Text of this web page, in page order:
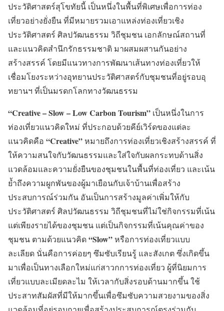
ประวัติศาสตร์สุโขทัยนี้ เป็นหนึ่งในพื้นที่พิเศษเพื่อการท่อง
เที่ยวอย่างยั่งยืน ที่มีหมายรวมเอาแหล่งท่องเที่ยวเชิง
ประวัติศาสตร์ ศิลปวัฒนธรรม วิถีชุมชน เอกลักษณ์สถานที่
และแนวคิดสำนึกรักธรรมชาติ มาผสมผสานกันอย่าง
สร้างสรรค์ โดยมีแนวทางการพัฒนาเส้นทางท่องเที่ยวให้
เชื่อมโยงระหว่างอุทยานประวัติศาสตร์กับชุมชนที่อยู่รอบอุ
ทยานฯ ที่เป็นมรดกโลกทางวัฒนธรรม
“Creative – Slow – Low Carbon Tourism” เป็นหนึ่งในการ
ท่องเที่ยวแนวคิดใหม่ ที่ประกอบด้วยคีย์เวิร์ดของแต่ละ
แนวคิดคือ “Creative”หมายถึงการท่องเที่ยวเชิงสร้างสรรค์ ที่
ให้ความสนใจกับวัฒนธรรมและใส่ใจกับผลกระทบด้านสิ่ง
แวดล้อมและความยั่งยืนของชุมชนในพื้นที่ท่องเที่ยว และเน้น
ย้ำถึงความผูกพันของผู้มาเยือนกับเจ้าบ้านเพื่อสร้าง
ประสบการณ์ร่วมกัน อันเป็นการสร้างมูลค่าเพิ่มให้กับ
ประวัติศาสตร์ ศิลปวัฒนธรรม วิถีชุมชนที่ไม่ใช่กิจกรรมที่เน้น
แต่เพียงรายได้ของชุมชน แต่เป็นกิจกรรมที่เน้นคุณค่าของ
ชุมชน ตามด้วยแนวคิด“Slow”หรือการท่องเที่ยวแบบ
ละเลียด นั่นคือการค่อยๆ ซึมซับเรียนรู้ และสังเกต ซึ่งเกิดขึ้น
มาเพื่อเป็นทางเลือกใหม่แก่สาวกการท่องเที่ยว ผู้ที่นิยมการ
เที่ยวแบบละเมียดละไม ให้เวลากับสิ่งรอบด้านมากขึ้น ใช้
ประสาทสัมผัสที่มีให้มากขึ้นเพื่อซึมซับความสวยงามของสิ่ง